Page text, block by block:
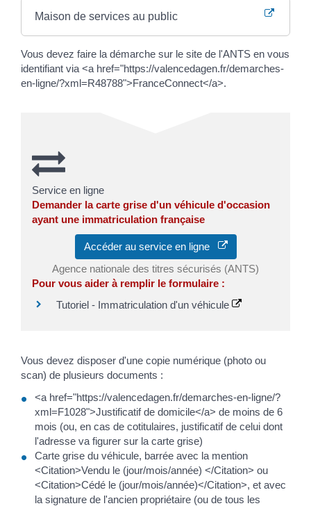
Maison de services au public
Vous devez faire la démarche sur le site de l'ANTS en vous
identifiant via <a href="https://valencedagen.fr/demarches-
en-ligne/?xml=R48788">FranceConnect</a>.
Service en ligne
Demander la carte grise d'un véhicule d'occasion
ayant une immatriculation française
Accéder au service en ligne
Agence nationale des titres sécurisés (ANTS)
Pour vous aider à remplir le formulaire :
Tutoriel - Immatriculation d'un véhicule
Vous devez disposer d'une copie numérique (photo ou
scan) de plusieurs documents :
<a href="https://valencedagen.fr/demarches-en-ligne/?
xml=F1028">Justificatif de domicile</a> de moins de 6
mois (ou, en cas de cotitulaires, justificatif de celui dont
l'adresse va figurer sur la carte grise)
Carte grise du véhicule, barrée avec la mention
<Citation>Vendu le (jour/mois/année) </Citation> ou
<Citation>Cédé le (jour/mois/année)</Citation>, et avec
la signature de l'ancien propriétaire (ou de tous les